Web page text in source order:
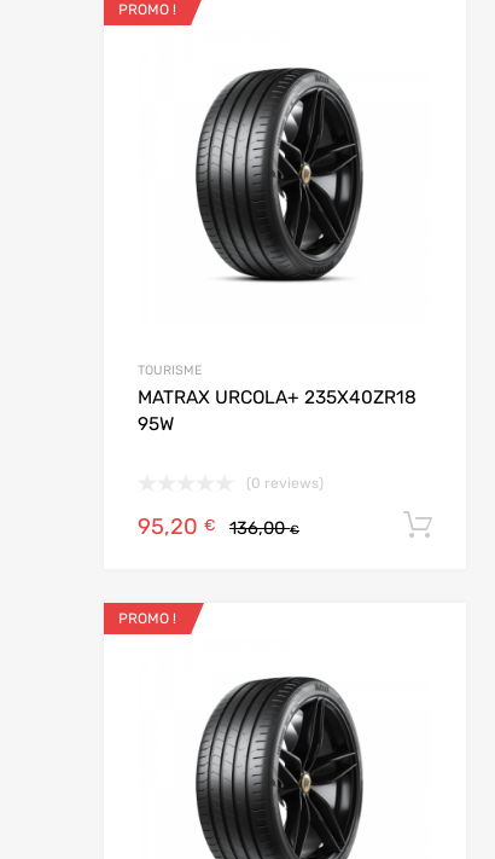
PROMO !
TOURISME
MATRAX URCOLA+ 235X40ZR18
95W
(0 reviews)
136,00€
95,20 €
PROMO !